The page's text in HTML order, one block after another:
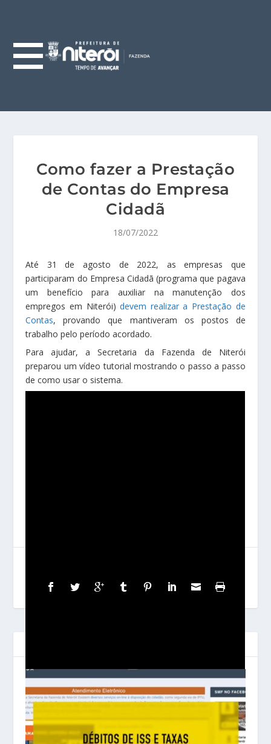
Como fazer a Prestação
de Contas do Empresa
Cidadã
18/07/2022
Até 31 de agosto de 2022, as empresas que
participaram do Empresa Cidadã (programa que pagava
um benefício para auxiliar na manutenção dos
empregos em Niterói)devem realizar a Prestação de
Contas, provando que mantiveram os postos de
trabalho pelo período acordado.
Para ajudar, a Secretaria da Fazenda de Niterói
preparou um vídeo tutorial mostrando o passo a passo
de como usar o sistema.